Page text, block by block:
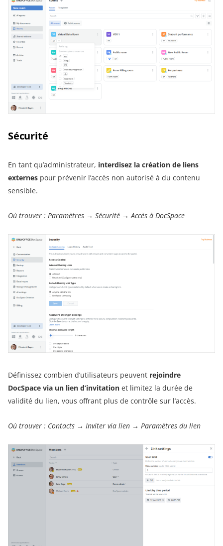
Sécurité
En tant qu’administrateur, interdisez la création de liens
externes pour prévenir l’accès non autorisé à du contenu
sensible.
Où trouver : Paramètres → Sécurité → Accès à DocSpace
Définissez combien d’utilisateurs peuvent rejoindre
DocSpace via un lien d’invitation et limitez la durée de
validité du lien, vous offrant plus de contrôle sur l’accès.
Où trouver : Contacts → Inviter via lien → Paramètres du lien